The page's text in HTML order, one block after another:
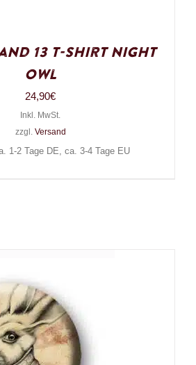
13 T-Shirt Night
Owl
24,90€
Inkl. MwSt.
zzgl. Versand
1-2 Tage DE, ca. 3-4 Tage EU